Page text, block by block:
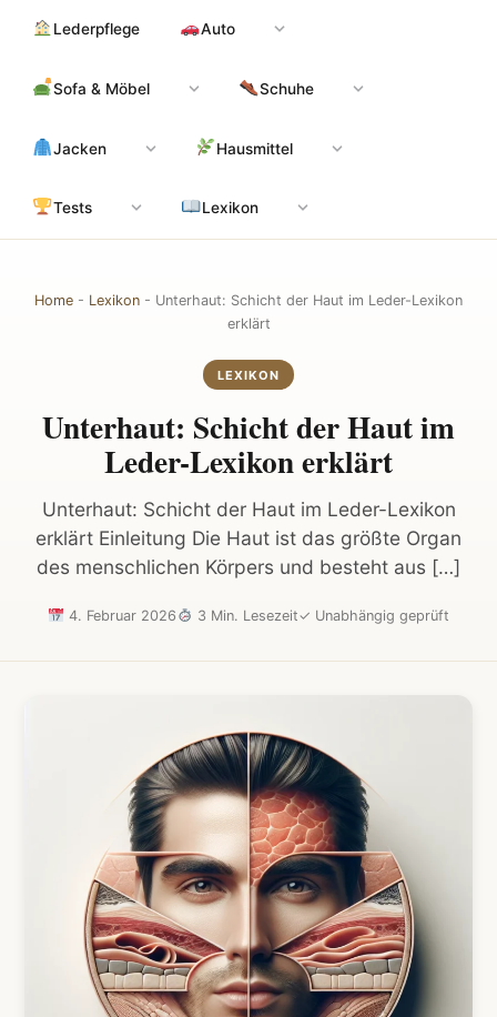
Inhalt
Lederpflege Auto
Sofa & Möbel Schuhe
Jacken Hausmittel
Tests Lexikon
Home - Lexikon - Unterhaut: Schicht der Haut im Leder-Lexikon
erklärt
LEXIKON
Unterhaut: Schicht der Haut im
Leder-Lexikon erklärt
Unterhaut: Schicht der Haut im Leder-Lexikon
erklärt Einleitung Die Haut ist das größte Organ
des menschlichen Körpers und besteht aus […]
4. Februar 2026 3 Min. Lesezeit✓ Unabhängig geprüft